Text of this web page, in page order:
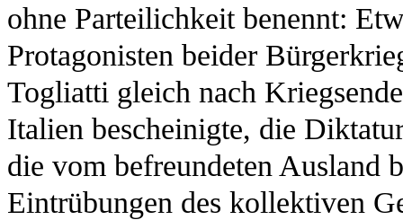
ohne Parteilichkeit benennt:
Protagonisten beider
Togliatti gleich nach
Italien bescheinigte, die
die vom befreundeten Ausland
Eintrübungen des kollektiven